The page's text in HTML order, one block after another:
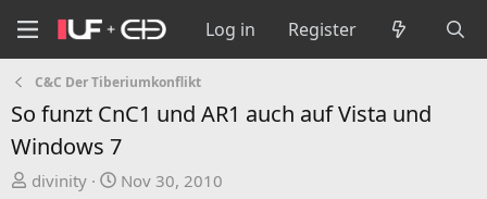
Log in Register
C&C Der Tiberiumkonflikt
So funzt CnC1 und AR1 auch auf Vista und
Windows 7
T
divinity
S
Nov 30, 2010